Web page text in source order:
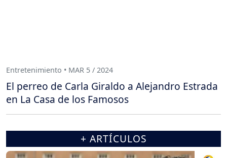
Entretenimiento • MAR 5 / 2024
El perreo de Carla Giraldo a Alejandro Estrada
en La Casa de los Famosos
+ ARTÍCULOS